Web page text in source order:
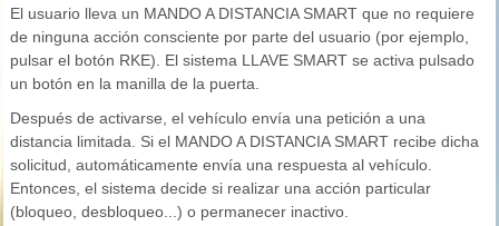
El usuario lleva un MANDO A DISTANCIA SMART que no requiere
de ninguna acción consciente por parte del usuario (por ejemplo,
pulsar el botón RKE). El sistema LLAVE SMART se activa pulsado
un botón en la manilla de la puerta.
Después de activarse, el vehículo envía una petición a una
distancia limitada. Si el MANDO A DISTANCIA SMART recibe dicha
solicitud, automáticamente envía una respuesta al vehículo.
Entonces, el sistema decide si realizar una acción particular
(bloqueo, desbloqueo...) o permanecer inactivo.